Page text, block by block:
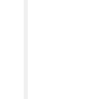
Buddhafigur
meditierende
lieferbar - in 4-5